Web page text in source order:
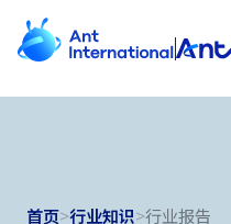
首页>行业知识>行业报告